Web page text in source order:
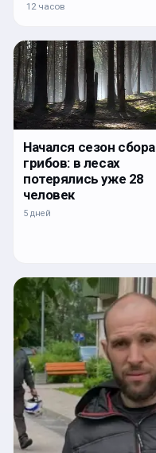
12 часов
Начался сезон сбора
грибов: в лесах
потерялись уже 28
человек
5 дней